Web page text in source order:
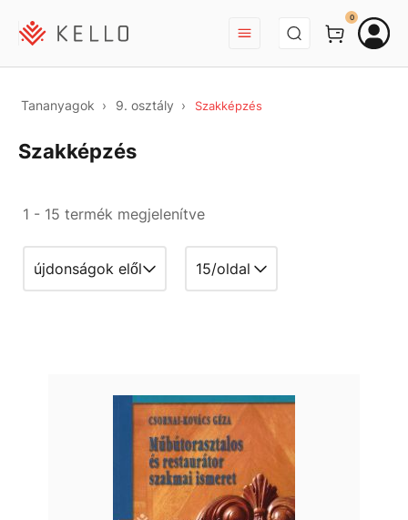
BEJELENTKEZÉS
0
Tananyagok 9. osztály Szakképzés
Szakképzés
1 - 15 termék megjelenítve